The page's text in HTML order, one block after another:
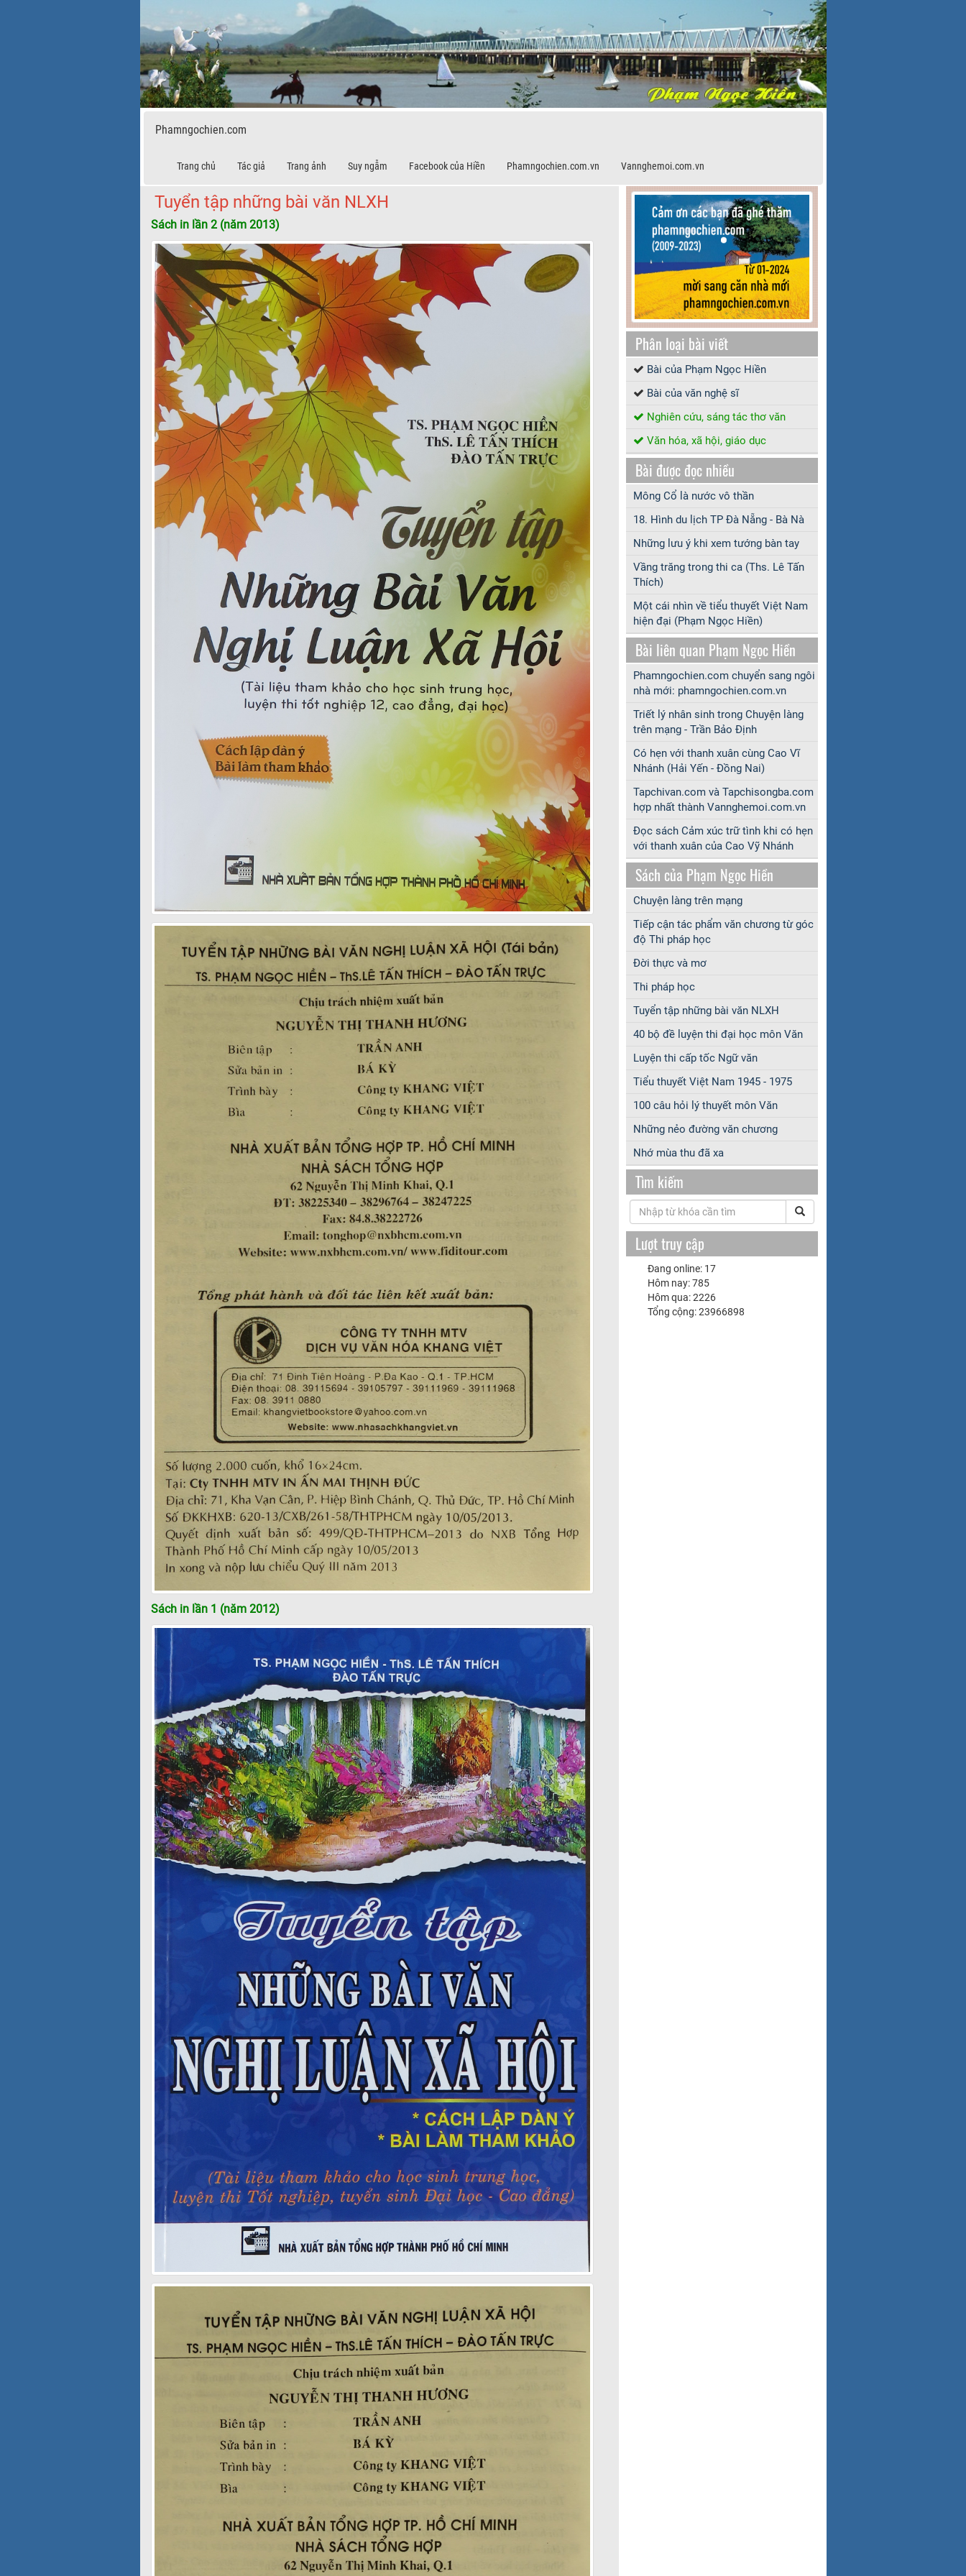
Phamngochien.com
Trang chủ Tác giả Trang ảnh Suy ngẫm Facebook của Hiền Phamngochien.com.vn Vannghemoi.com.vn
Tuyển tập những bài văn NLXH
Sách in lần 2 (năm 2013)
Sách in lần 1 (năm 2012)
Phân loại bài viết
Bài của Phạm Ngọc Hiền
Bài của văn nghệ sĩ
Nghiên cứu, sáng tác thơ văn
Văn hóa, xã hội, giáo dục
Bài được đọc nhiều
Mông Cổ là nước vô thần
18. Hình du lịch TP Đà Nẵng - Bà Nà
Những lưu ý khi xem tướng bàn tay
Vầng trăng trong thi ca (Ths. Lê Tấn
Thích)
Một cái nhìn về tiểu thuyết Việt Nam
hiện đại (Phạm Ngọc Hiền)
Bài liên quan Phạm Ngọc Hiền
Phamngochien.com chuyển sang ngôi
nhà mới: phamngochien.com.vn
Triết lý nhân sinh trong Chuyện làng
trên mạng - Trần Bảo Định
Có hẹn với thanh xuân cùng Cao Vĩ
Nhánh (Hải Yến - Đồng Nai)
Tapchivan.com và Tapchisongba.com
hợp nhất thành Vannghemoi.com.vn
Đọc sách Cảm xúc trữ tình khi có hẹn
với thanh xuân của Cao Vỹ Nhánh
Sách của Phạm Ngọc Hiền
Chuyện làng trên mạng
Tiếp cận tác phẩm văn chương từ góc
độ Thi pháp học
Đời thực và mơ
Thi pháp học
Tuyển tập những bài văn NLXH
40 bộ đề luyện thi đại học môn Văn
Luyện thi cấp tốc Ngữ văn
Tiểu thuyết Việt Nam 1945 - 1975
100 câu hỏi lý thuyết môn Văn
Những nẻo đường văn chương
Nhớ mùa thu đã xa
Tìm kiếm
Lượt truy cập
Đang online: 17
Hôm nay: 785
Hôm qua: 2226
Tổng cộng: 23966898